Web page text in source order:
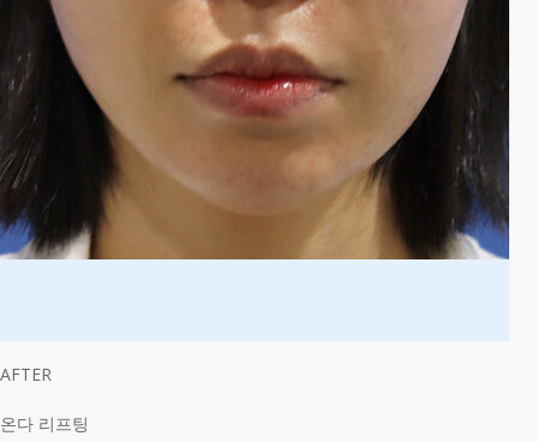
AFTER
온다 리프팅